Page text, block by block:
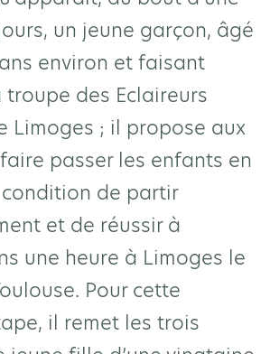
un jeune garçon, âgé
environ et faisant
des Eclaireurs
Limoges ; il propose aux
passer les enfants en
condition de partir
et de réussir à
une heure à Limoges le
Pour cette
il remet les trois